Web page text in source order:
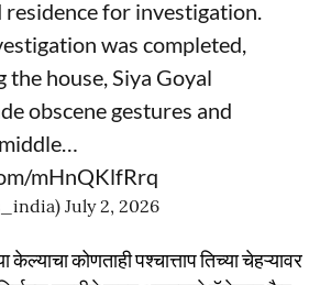
for investigation.
was completed,
the house, Siya Goyal
obscene gestures and
mHnQKlfRrq
July 2, 2026
केल्याचा कोणताही पश्चात्ताप तिच्या चेहऱ्यावर